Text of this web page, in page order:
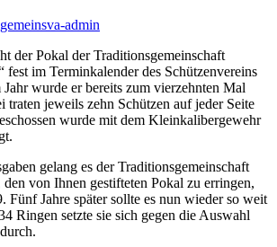
sva-admin
der Pokal der Traditionsgemeinschaft
fest im Terminkalender des Schützenvereins
wurde er bereits zum vierzehnten Mal
traten jeweils zehn Schützen auf jeder Seite
wurde mit dem Kleinkalibergewehr
gelang es der Traditionsgemeinschaft
von Ihnen gestifteten Pokal zu erringen,
Fünf Jahre später sollte es nun wieder so weit
Ringen setzte sie sich gegen die Auswahl